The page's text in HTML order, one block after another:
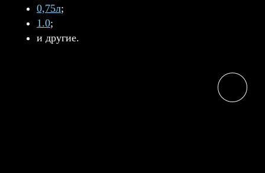
0,75л;
1.0;
и другие.